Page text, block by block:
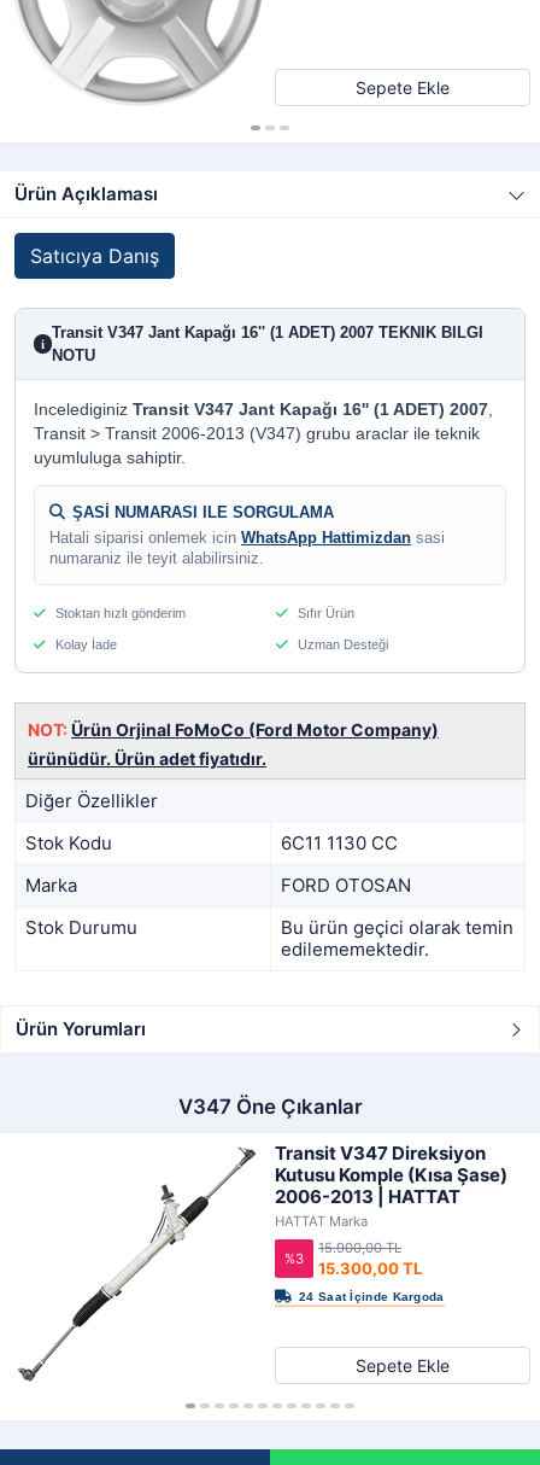
Sepete Ekle
Ürün Açıklaması
Satıcıya Danış
i
Transit V347 Jant Kapağı 16'' (1 ADET) 2007 TEKNIK BILGI
NOTU
Incelediginiz Transit V347 Jant Kapağı 16'' (1 ADET) 2007,
Transit > Transit 2006-2013 (V347) grubu araclar ile teknik
uyumluluga sahiptir.
ŞASİ NUMARASI ILE SORGULAMA
Hatali siparisi onlemek icin WhatsApp Hattimizdan sasi
numaraniz ile teyit alabilirsiniz.
Stoktan hızlı gönderim Sıfır Ürün
Kolay İade Uzman Desteği
NOT:Ürün Orjinal FoMoCo (Ford Motor Company)
ürünüdür. Ürün adet fiyatıdır.
Diğer Özellikler
Stok Kodu
6C11 1130 CC
Marka
FORD OTOSAN
Stok Durumu
Bu ürün geçici olarak temin
edilememektedir.
Ürün Yorumları
V347 Öne Çıkanlar
Transit V347 Direksiyon
Kutusu Komple (Kısa Şase)
2006-2013 | HATTAT
HATTAT Marka
%3 15.300,00 TL
15.900,00 TL
Sepete Ekle